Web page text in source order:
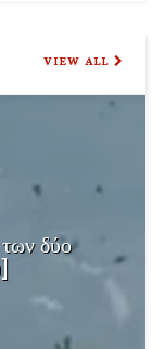
VIEW ALL
δύο